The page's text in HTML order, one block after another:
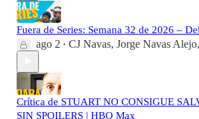
Fuera de Series: Semana 32 de 2026 –
ago 2 • CJ Navas, Jorge Navas Alejo
Crítica de STUART NO CONSIGUE
SIN SPOILERS | HBO Max